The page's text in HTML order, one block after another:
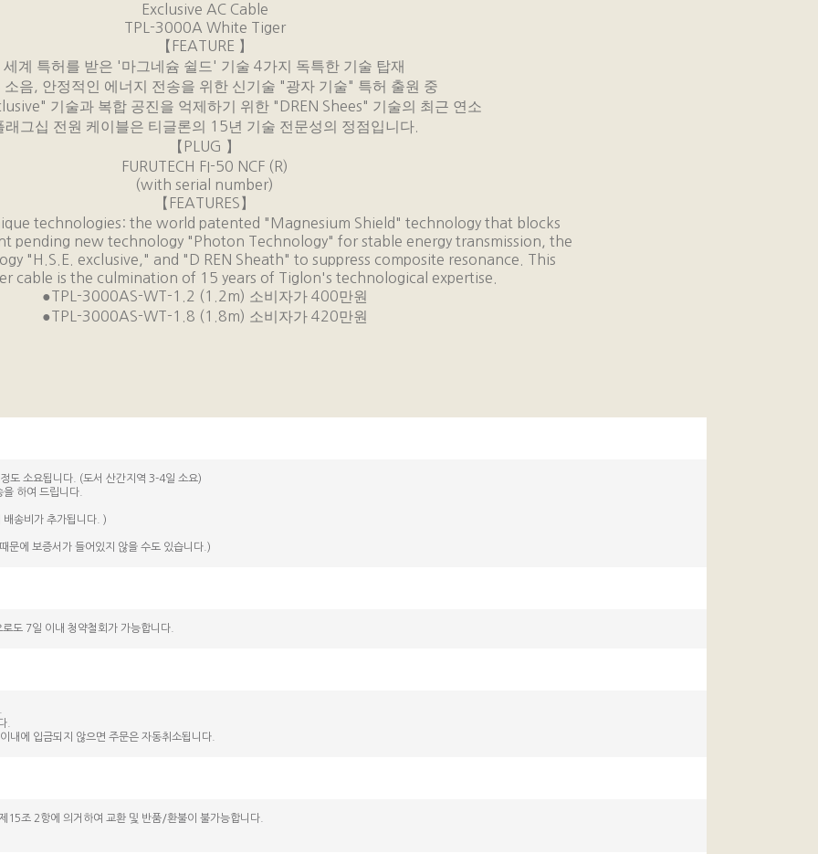
Exclusive AC Cable
TPL-3000A White Tiger
【 FEATURE 】
세계 특허를 받은 '마그네슘 쉴드 ' 기술 4가지 독특한 기술 탑재
소음
안정적인 에너지 전송을 위한 신기술 "광자 기술" 특허 출원 중
기술과 복합 공진을 억제하기 위한 "DREN Shees" 기술의 최근 연소
래그십 전원 케이블은 티글론의
15년 기술 전문성의 정점입니다.
【 PLUG 】
FURUTECH FI-50 NCF (R)
(with serial number)
【 FEATURES 】
technologies: the world patented "Magnesium Shield" technology that blocks
pending new technology "Photon Technology" for stable energy transmission, the
"H.S.E. exclusive," and "D REN Sheath" to suppress composite resonance. This
cable is the culmination of 15 years of Tiglon's technological expertise.
●TPL-3000AS-WT-1.2 (1.2m) 소비자가 400만원
●TPL-3000AS-WT-1.8 (1.8m) 소비자가 420만원
도 소요됩니다. (도서 산간지역 3-4일 소요)
하여 드립니다.
송비가 추가됩니다. )
문에 보증서가 들어있지 않을 수도 있습니다.)
도 7일 이내 청약철회가 가능합니다.
.
내에 입금되지 않으면 주문은 자동취소됩니다.
15조 2항에 의거하여 교환 및 반품/환불이 불가능합니다.